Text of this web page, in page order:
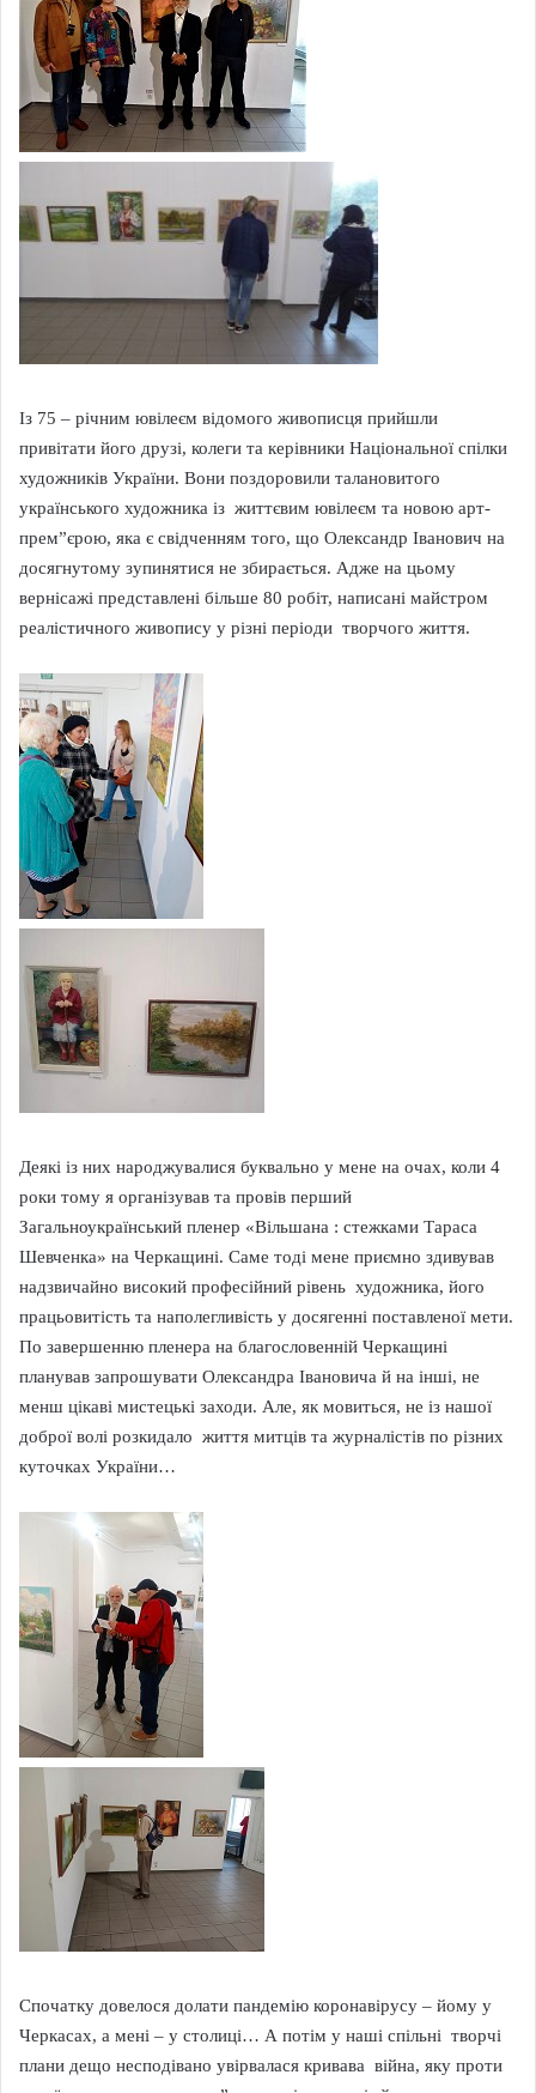
Із 75 – річним ювілеєм відомого живописця прийшли
привітати його друзі, колеги та керівники Національної спілки
художників України. Вони поздоровили талановитого
українського художника із життєвим ювілеєм та новою арт-
прем”єрою, яка є свідченням того, що Олександр Іванович на
досягнутому зупинятися не збирається. Адже на цьому
вернісажі представлені більше 80 робіт, написані майстром
реалістичного живопису у різні періоди творчого життя.
Деякі із них народжувалися буквально у мене на очах, коли 4
роки тому я організував та провів перший
Загальноукраїнський пленер «Вільшана : стежками Тараса
Шевченка» на Черкащині. Саме тоді мене приємно здивував
надзвичайно високий професійний рівень художника, його
працьовитість та наполегливість у досягенні поставленої мети.
По завершенню пленера на благословенній Черкащині
планував запрошувати Олександра Івановича й на інші, не
менш цікаві мистецькі заходи. Але, як мовиться, не із нашої
доброї волі розкидало життя митців та журналістів по різних
куточках України…
Спочатку довелося долати пандемію коронавірусу – йому у
Черкасах, а мені – у столиці… А потім у наші спільні творчі
плани дещо несподівано увірвалася кривава війна, яку проти